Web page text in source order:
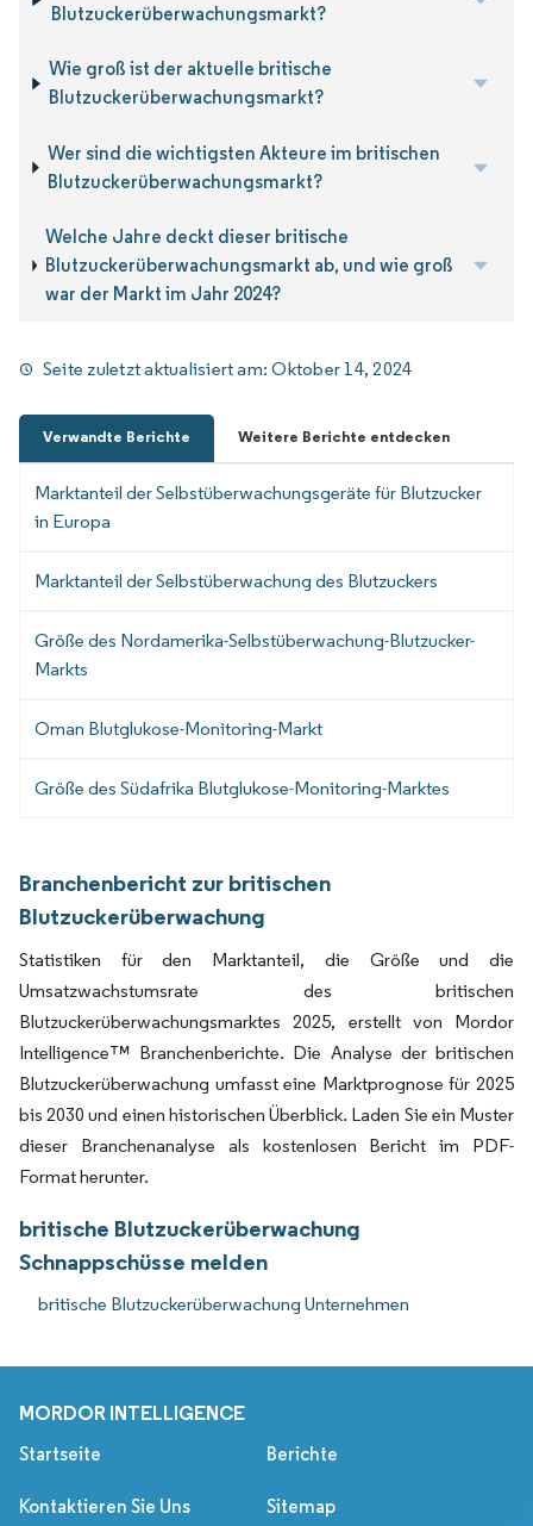
Blutzuckerüberwachungsmarkt?
Wie groß ist der aktuelle britische
Blutzuckerüberwachungsmarkt?
Wer sind die wichtigsten Akteure im britischen
Blutzuckerüberwachungsmarkt?
Welche Jahre deckt dieser britische
Blutzuckerüberwachungsmarkt ab, und wie groß
war der Markt im Jahr 2024?
Seite zuletzt aktualisiert am:Oktober 14, 2024
Verwandte Berichte Weitere Berichte entdecken
Marktanteil der Selbstüberwachungsgeräte für Blutzucker
in Europa
Marktanteil der Selbstüberwachung des Blutzuckers
Größe des Nordamerika-Selbstüberwachung-Blutzucker-
Markts
Oman Blutglukose-Monitoring-Markt
Größe des Südafrika Blutglukose-Monitoring-Marktes
Branchenbericht zur britischen
Blutzuckerüberwachung
Statistiken für den Marktanteil, die Größe und die
Umsatzwachstumsrate des britischen
Blutzuckerüberwachungsmarktes 2025, erstellt von Mordor
Intelligence™ Branchenberichte. Die Analyse der britischen
Blutzuckerüberwachung umfasst eine Marktprognose für 2025
bis 2030 und einen historischen Überblick. Laden Sie ein Muster
dieser Branchenanalyse als kostenlosen Bericht im PDF-
Format herunter.
britische Blutzuckerüberwachung
Schnappschüsse melden
britische Blutzuckerüberwachung Unternehmen
MORDOR INTELLIGENCE
Startseite Berichte
Kontaktieren Sie Uns Sitemap